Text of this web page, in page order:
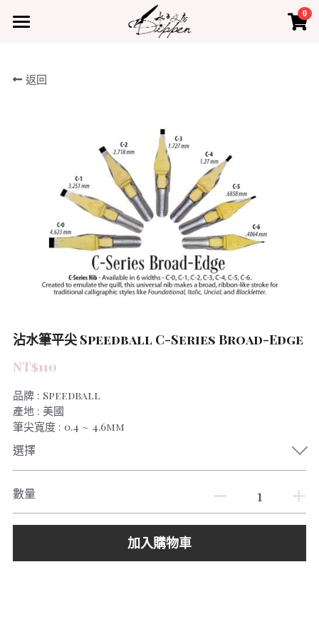
0
產品
登錄
返回
沾水筆平尖 Speedball C-Series Broad-Edge
NT$110
品牌 : Speedball
產地 : 美國
筆尖寬度 : 0.4 ~ 4.6mm
選擇
數量
加入購物車
×
商品分類
所有商品分類
×
部落格分類
所有博客分類